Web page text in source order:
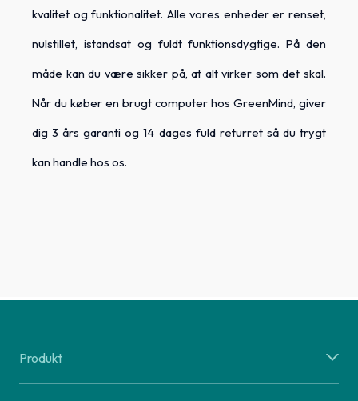
kvalitet og funktionalitet. Alle vores enheder er renset,
nulstillet, istandsat og fuldt funktionsdygtige. På den
måde kan du være sikker på, at alt virker som det skal.
Når du køber en brugt computer hos GreenMind, giver
dig 3 års garanti og 14 dages fuld returret så du trygt
kan handle hos os.
Produkt